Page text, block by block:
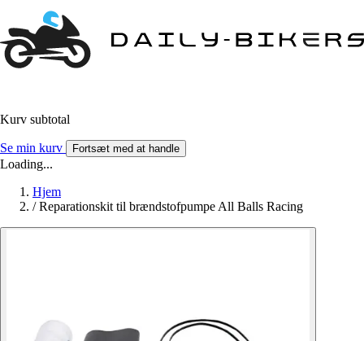
Kurv subtotal
Se min kurv Fortsæt med at handle
Loading...
Hjem
/ Reparationskit til brændstofpumpe All Balls Racing